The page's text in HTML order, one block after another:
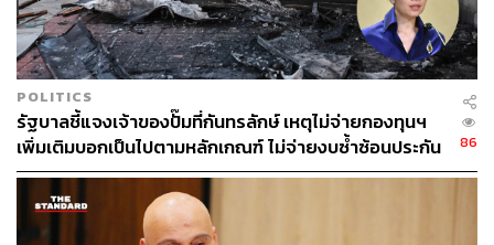
POLITICS
รัฐบาลชี้แจงเจ้าของปั๊มที่กันทรลักษ์ เหตุไม่จ่ายกองทุนฯ
เพิ่มเติมบอกเป็นไปตามหลักเกณฑ์ ไม่จ่ายงบซ้ำซ้อนประกัน
86